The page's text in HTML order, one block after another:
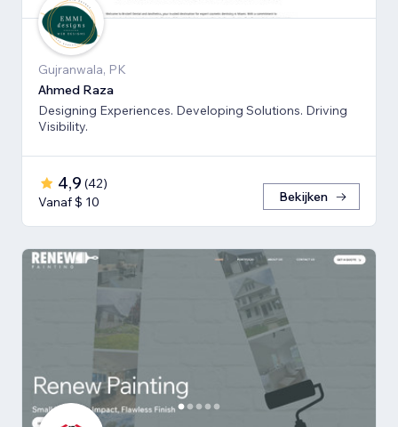
Gujranwala, PK
Ahmed Raza
Designing Experiences. Developing Solutions. Driving
Visibility.
4,9 (42)
Vanaf $ 10
Bekijken